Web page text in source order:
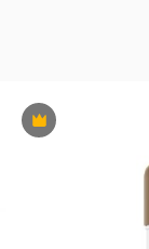
Premium